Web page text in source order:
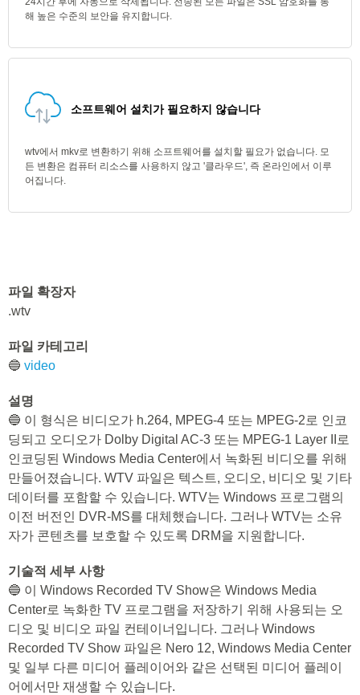
해 높은 수준의 보안을 유지합니다.
소프트웨어 설치가 필요하지 않습니다
wtv에서 mkv로 변환하기 위해 소프트웨어를 설치할 필요가 없습니다. 모
든 변환은 컴퓨터 리소스를 사용하지 않고 '클라우드', 즉 온라인에서 이루
어집니다.
파일 확장자
.wtv
파일 카테고리
🔵 video
설명
🔵 이 형식은 비디오가 h.264, MPEG-4 또는 MPEG-2로 인코
딩되고 오디오가 Dolby Digital AC-3 또는 MPEG-1 Layer II로
인코딩된 Windows Media Center에서 녹화된 비디오를 위해
만들어졌습니다. WTV 파일은 텍스트, 오디오, 비디오 및 기타
데이터를 포함할 수 있습니다. WTV는 Windows 프로그램의
이전 버전인 DVR-MS를 대체했습니다. 그러나 WTV는 소유
자가 콘텐츠를 보호할 수 있도록 DRM을 지원합니다.
기술적 세부 사항
🔵 이 Windows Recorded TV Show은 Windows Media
Center로 녹화한 TV 프로그램을 저장하기 위해 사용되는 오
디오 및 비디오 파일 컨테이너입니다. 그러나 Windows
Recorded TV Show 파일은 Nero 12, Windows Media Center
및 일부 다른 미디어 플레이어와 같은 선택된 미디어 플레이
어에서만 재생할 수 있습니다.